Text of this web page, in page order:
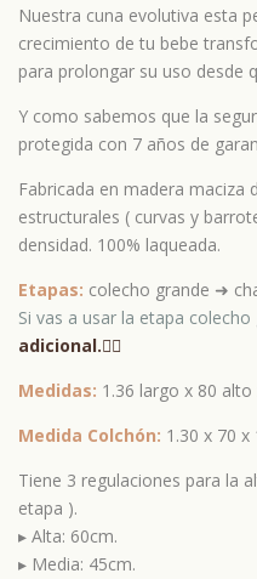
Nuestra cuna evolutiva esta
crecimiento de tu bebe
para prolongar su uso desde
Y como sabemos que la
protegida con 7 años de
Fabricada en madera maciza
estructurales ( curvas y
densidad. 100% laqueada.
Etapas: colecho grande ➜
Si vas a usar la etapa
adicional.👈🏻
Medidas: 1.36 largo x 80 alto
Medida Colchón: 1.30 x 70 x
Tiene 3 regulaciones para la
etapa ).
▸ Alta: 60cm.
▸ Media: 45cm.